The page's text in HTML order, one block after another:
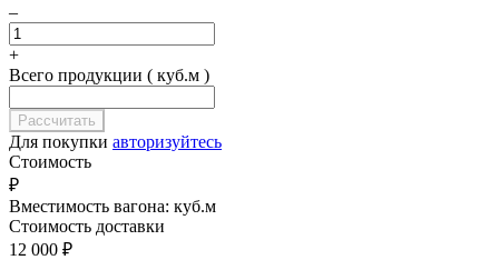
–
+
Всего продукции ( куб.м )
Для покупки авторизуйтесь
Стоимость
₽
Вместимость вагона: куб.м
Стоимость доставки
12 000 ₽